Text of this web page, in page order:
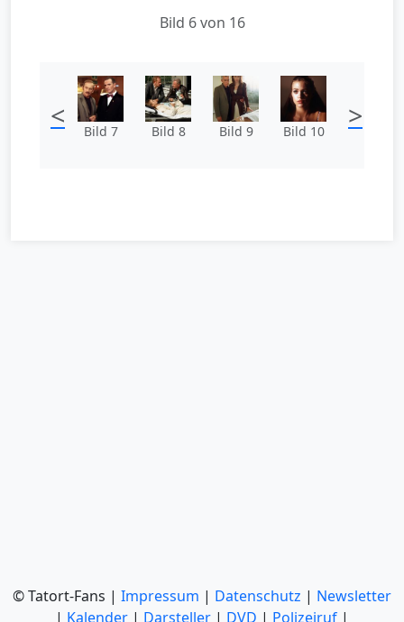
Bild 6 von 16
< Bild 7 Bild 8 Bild 9 Bild 10 >
© Tatort-Fans | Impressum | Datenschutz | Newsletter
| Kalender | Darsteller | DVD | Polizeiruf |